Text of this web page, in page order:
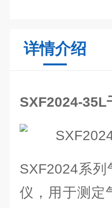
详情介绍
SXF2024-35L
SXF2024系
仪，用于测定